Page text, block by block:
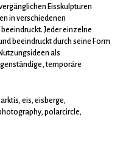
Eisskulpturen
in verschiedenen
Jeder einzelne
beeindruckt durch seine Form
als
temporäre
arktis, eis, eisberge,
, polarcircle,